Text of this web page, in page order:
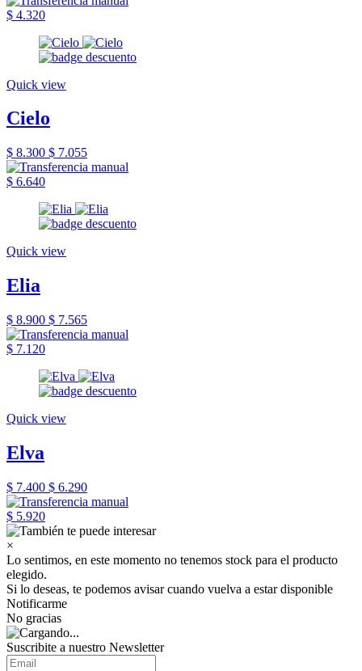
$ 4.320
Quick view
Cielo
$ 8.300 $ 7.055
$ 6.640
Quick view
Elia
$ 8.900 $ 7.565
$ 7.120
Quick view
Elva
$ 7.400 $ 6.290
$ 5.920
×
Lo sentimos, en este momento no tenemos stock para el producto
elegido.
Si lo deseas, te podemos avisar cuando vuelva a estar disponible
Notificarme
No gracias
Suscribite a nuestro Newsletter